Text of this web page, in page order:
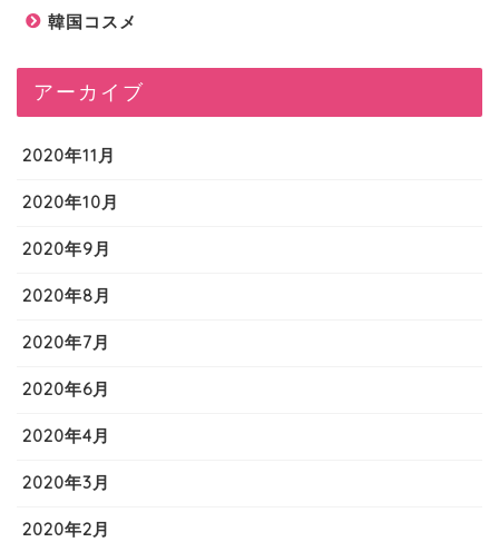
韓国コスメ
アーカイブ
2020年11月
2020年10月
2020年9月
2020年8月
2020年7月
2020年6月
2020年4月
2020年3月
2020年2月